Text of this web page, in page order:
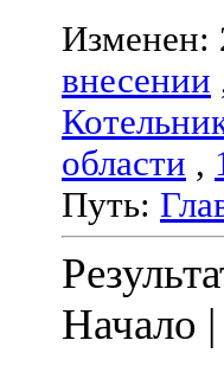
Изменен:
внесении
области ,
Путь:
Начало